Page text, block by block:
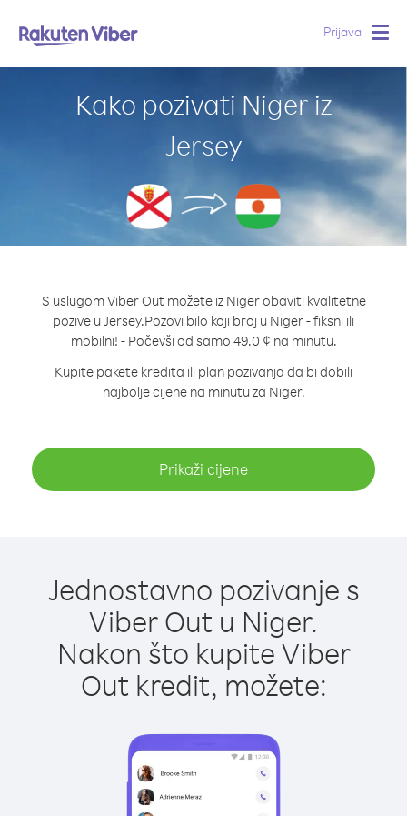
Prijava
Kako pozivati Niger iz
Jersey
S uslugom Viber Out možete iz Niger obaviti kvalitetne
pozive u Jersey.Pozovi bilo koji broj u Niger - fiksni ili
mobilni! - Počevši od samo 49.0 ¢ na minutu.
Kupite pakete kredita ili plan pozivanja da bi dobili
najbolje cijene na minutu za Niger.
Prikaži cijene
Jednostavno pozivanje s
Viber Out u Niger.
Nakon što kupite Viber
Out kredit, možete: